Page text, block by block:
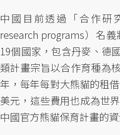
中國目前透過「合作研
research programs）名
19個國家，包含丹麥、德
類計畫宗旨以合作育種為
年，每年每對大熊貓的租
美元，這些費用也成為世
中國官方熊貓保育計畫的資